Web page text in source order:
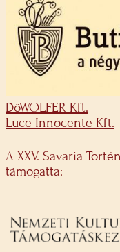
DöWOLFER Kft.
Luce Innocente Kft.
A XXV. Savaria
támogatta: